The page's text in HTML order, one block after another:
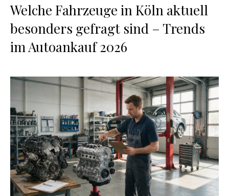
Welche Fahrzeuge in Köln aktuell
besonders gefragt sind – Trends
im Autoankauf 2026